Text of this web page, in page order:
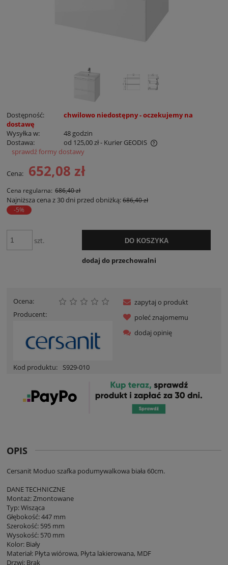
Dostępność:
chwilowo niedostępny - oczekujemy na
dostawę
Wysyłka w:
48 godzin
Dostawa:
od 125,00 zł- Kurier GEODIS
Cena nie zawiera ewentualnych kosztów płatności
sprawdź formy dostawy
Cena: 652,08 zł
Cena regularna: 686,40 zł
Najniższa cena z 30 dni przed obniżką:686,40 zł
-5%
szt. DO KOSZYKA
dodaj do przechowalni
Ocena:
Producent:
Kod produktu: S929-010
zapytaj o produkt
poleć znajomemu
dodaj opinię
OPIS
Cersanit Moduo szafka podumywalkowa biała 60cm.
DANE TECHNICZNE
Montaż: Zmontowane
Typ: Wisząca
Głębokość: 447 mm
Szerokość: 595 mm
Wysokość: 570 mm
Kolor: Biały
Materiał: Płyta wiórowa, Płyta lakierowana, MDF
Drzwi: Brak